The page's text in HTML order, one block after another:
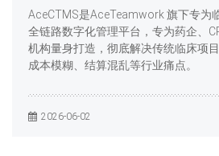
AceCTMS是AceTeamwork 旗下专为
全链路数字化管理平台，专为药企、
机构量身打造，彻底解决传统临床项
成本模糊、结算混乱等行业痛点。
2026-06-02